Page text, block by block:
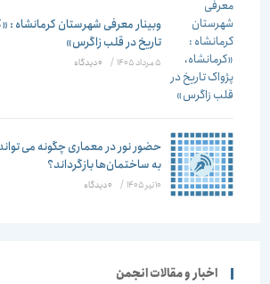
وبینار معرفی شهرستان کرمانشاه :
تاریخ در قلب زاگرس»
/ ۰ دیدگاه
حضور نور در معماری چگونه می تواند
به ساختمان‌ها بازگرداند؟
10 تیر 1405 / ۰ دیدگاه
اخبار و مقالات انجمن